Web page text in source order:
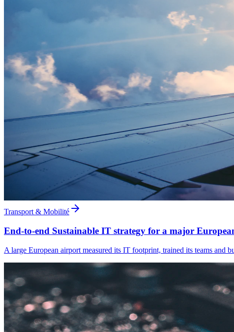
Transport & Mobilité
End-to-end Sustainable IT strategy for a major
A large European airport measured its IT footprint, trained its teams and